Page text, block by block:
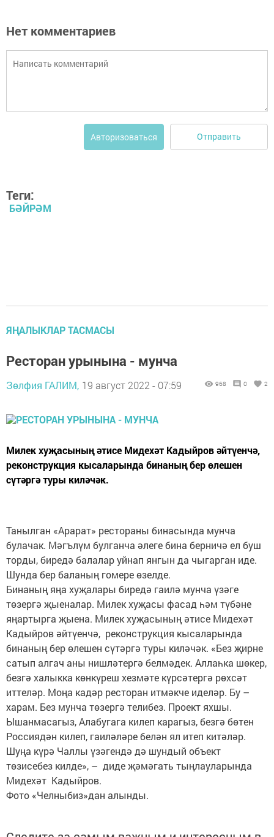
Нет комментариев
Авторизоваться Отправить
Теги:
БӘЙРӘМ
ЯҢАЛЫКЛАР ТАСМАСЫ
Ресторан урынына - мунча
Зөлфия ГАЛИМ, 19 август 2022 - 07:59 968 0 2
Милек хуҗасының әтисе Мидехәт Кадыйров әйтүенчә,
реконструкция кысаларында бинаның бер өлешен
сүтәргә туры киләчәк.
Танылган «Арарат» рестораны бинасында мунча
булачак. Мәгълүм булганча әлеге бина берничә ел буш
торды, биредә балалар уйнап янгын да чыгарган иде.
Шунда бер баланың гомере өзелде.
Бинаның яңа хуҗалары биредә гаилә мунча үзәге
төзергә җыеналар. Милек хуҗасы фасад һәм түбәне
яңартырга җыена. Милек хуҗасының әтисе Мидехәт
Кадыйров әйтүенчә, реконструкция кысаларында
бинаның бер өлешен сүтәргә туры киләчәк. «Без җирне
сатып алгач аны нишләтергә белмәдек. Аллаһка шөкер,
безгә халыкка көнкүреш хезмәте күрсәтергә рөхсәт
иттеләр. Моңа кадәр ресторан итмәкче иделәр. Бу –
харам. Без мунча төзергә телибез. Проект яхшы.
Ышанмасагыз, Алабугага килеп карагыз, безгә бөтен
Россиядән килеп, гаиләләре белән ял итеп китәләр.
Шуңа күрә Чаллы үзәгендә дә шундый объект
төзисебез килде», – диде җәмәгать тыңлауларында
Мидехәт Кадыйров.
Фото «Челныбиз»дан алынды.